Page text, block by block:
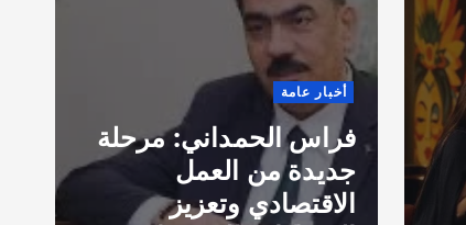
أخبار عامة
فراس الحمداني: مرحلة
جديدة من العمل
الاقتصادي وتعزيز